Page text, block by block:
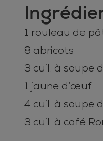
1 rouleau de
8 abricots
3 cuil. à soupe
1 jaune d’œuf
4 cuil. à soupe
3 cuil. à café